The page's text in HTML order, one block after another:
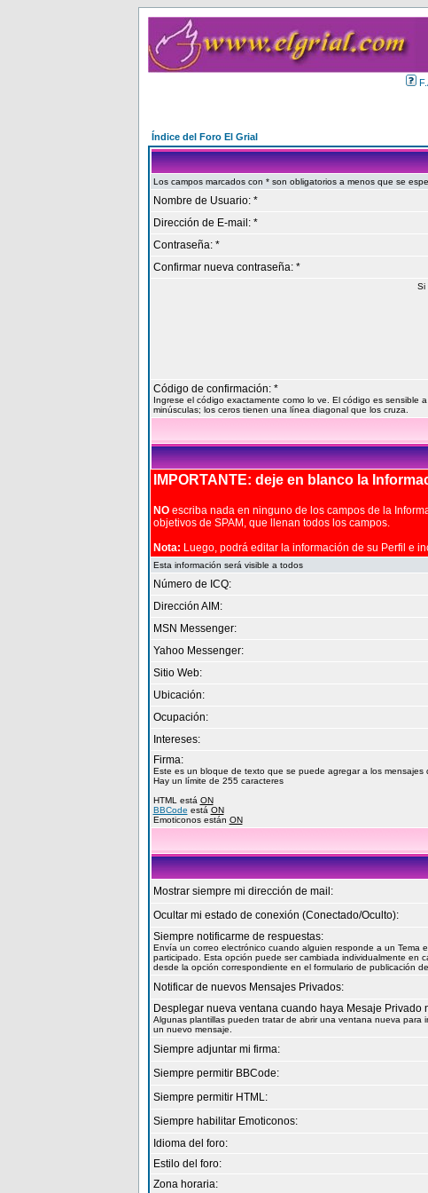
Índice del Foro El Grial
Los campos marcados con * son obligatorios a menos que se
Nombre de Usuario: *
Dirección de E-mail: *
Contraseña: *
Confirmar nueva contraseña: *
Si
Código de confirmación: *
Ingrese el código exactamente como lo ve. El código es sensible
minúsculas; los ceros tienen una línea diagonal que los cruza.
IMPORTANTE: deje en blanco la
NOescriba nada en ninguno de los campos de la
objetivos de SPAM, que llenan todos los campos.
Nota: Luego, podrá editar la información de su Perfil e
Esta información será visible a todos
Número de ICQ:
Dirección AIM:
MSN Messenger:
Yahoo Messenger:
Sitio Web:
Ubicación:
Ocupación:
Intereses:
Firma:
Este es un bloque de texto que se puede agregar a los mensajes
Hay un límite de 255 caracteres
HTML está ON
BBCode está ON
Emoticonos están ON
Mostrar siempre mi dirección de mail:
Ocultar mi estado de conexión (Conectado/Oculto):
Siempre notificarme de respuestas:
Envía un correo electrónico cuando alguien responde a un Tema
participado. Esta opción puede ser cambiada individualmente en
desde la opción correspondiente en el formulario de publicación
Notificar de nuevos Mensajes Privados:
Desplegar nueva ventana cuando haya Mesaje Privado
Algunas plantillas pueden tratar de abrir una ventana nueva para
un nuevo mensaje.
Siempre adjuntar mi firma:
Siempre permitir BBCode:
Siempre permitir HTML:
Siempre habilitar Emoticonos:
Idioma del foro:
Estilo del foro:
Zona horaria: